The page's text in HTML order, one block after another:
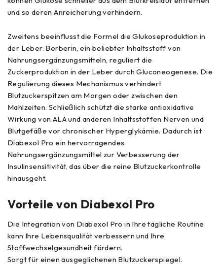
und so deren Anreicherung verhindern.
Zweitens beeinflusst die Formel die Glukoseproduktion in
der Leber. Berberin, ein beliebter Inhaltsstoff von
Nahrungsergänzungsmitteln, reguliert die
Zuckerproduktion in der Leber durch Gluconeogenese. Die
Regulierung dieses Mechanismus verhindert
Blutzuckerspitzen am Morgen oder zwischen den
Mahlzeiten. Schließlich schützt die starke antioxidative
Wirkung von ALA und anderen Inhaltsstoffen Nerven und
Blutgefäße vor chronischer Hyperglykämie. Dadurch ist
Diabexol Pro ein hervorragendes
Nahrungsergänzungsmittel zur Verbesserung der
Insulinsensitivität, das über die reine Blutzuckerkontrolle
hinausgeht.
Vorteile von Diabexol Pro
Die Integration von Diabexol Pro in Ihre tägliche Routine
kann Ihre Lebensqualität verbessern und Ihre
Stoffwechselgesundheit fördern.
Sorgt für einen ausgeglichenen Blutzuckerspiegel.